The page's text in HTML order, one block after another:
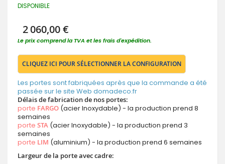
d’images
DISPONIBLE
2 060,00 €
Le prix comprend la TVA et les frais d'expédition.
CLIQUEZ ICI POUR SÉLECTIONNER LA CONFIGURATION
Les portes sont fabriquées après que la commande a été
passée sur le site Web domadeco.fr
Délais de fabrication de nos portes:
porte FARGO (acier Inoxydable) - la production prend 8
semaines
porte STA (acier Inoxydable) - la production prend 3
semaines
porte LIM (aluminium) - la production prend 6 semaines
Largeur de la porte avec cadre: